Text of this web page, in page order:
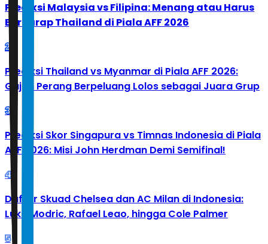
Prediksi Malaysia vs Filipina: Menang atau Harus
Berharap Thailand di Piala AFF 2026
2
Prediksi Thailand vs Myanmar di Piala AFF 2026:
Gajah Perang Berpeluang Lolos sebagai Juara Grup
3
Prediksi Skor Singapura vs Timnas Indonesia di Piala
AFF 2026: Misi John Herdman Demi Semifinal!
4
Daftar Skuad Chelsea dan AC Milan di Indonesia:
Luka Modric, Rafael Leao, hingga Cole Palmer
5